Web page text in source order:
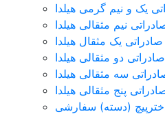
یک و نیم گرمی هیلدا
نیم مثقالی هیلدا
یک مثقال هیلدا
دو مثقالی هیلدا
سه مثقالی هیلدا
پنج مثقالی هیلدا
(دسته) سفارشی